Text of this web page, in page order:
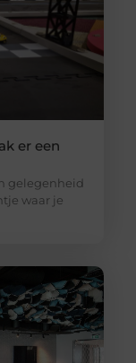
er een
gelegenheid
waar je